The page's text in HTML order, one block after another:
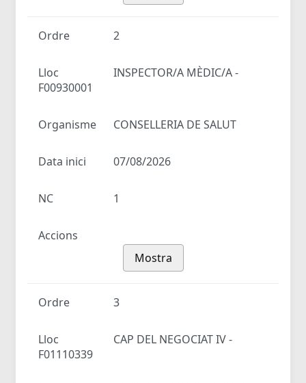
Ordre 2
Lloc
INSPECTOR/A MÈDIC/A -
F00930001
Organisme CONSELLERIA DE SALUT
Data inici 07/08/2026
NC 1
Accions
Mostra
Ordre 3
Lloc
CAP DEL NEGOCIAT IV -
F01110339